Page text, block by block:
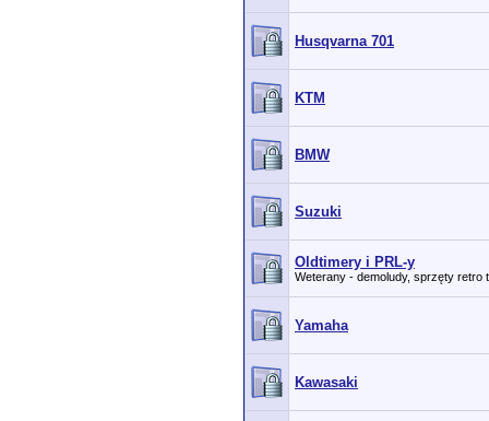
Husqvarna 701
KTM
BMW
Suzuki
Oldtimery i PRL-y
Weterany - demoludy, sprzęty retro
Yamaha
Kawasaki